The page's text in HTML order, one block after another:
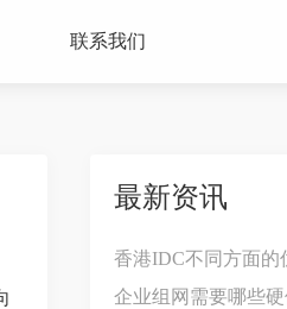
联系我们
最新资讯
香港IDC不同方面的
企业组网需要哪些硬